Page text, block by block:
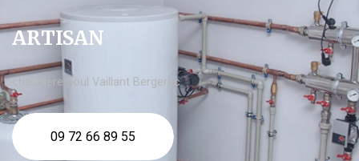
ARTISAN
chaudière fioul Vaillant Bergerac
09 72 66 89 55